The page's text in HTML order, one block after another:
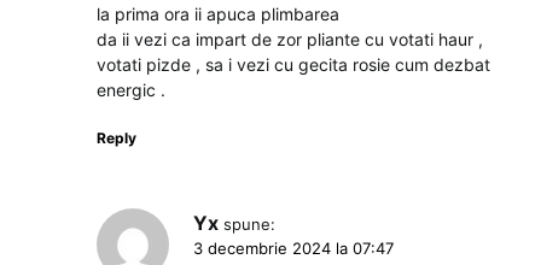
la prima ora ii apuca plimbarea
da ii vezi ca impart de zor pliante cu votati haur ,
votati pizde , sa i vezi cu gecita rosie cum dezbat
energic .
Reply
Yx spune:
3 decembrie 2024 la 07:47